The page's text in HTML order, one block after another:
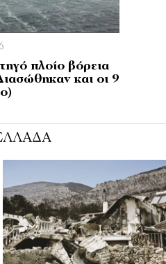
πλοίο βόρεια
και οι 9